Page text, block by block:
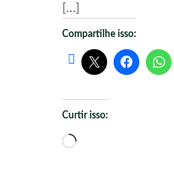
[…]
Compartilhe isso:
Curtir isso:
Carregando...